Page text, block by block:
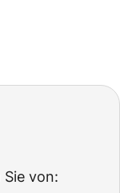
Sie von: